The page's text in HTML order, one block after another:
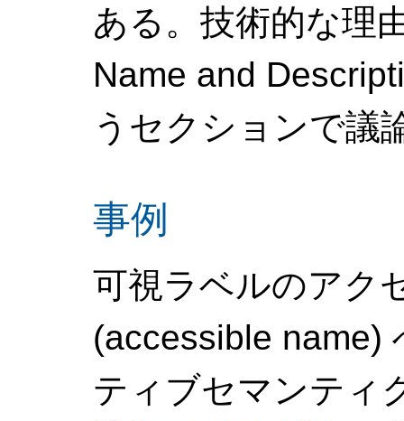
ある。技術的な理
Name and
うセクションで議
事例
可視ラベルのアク
(accessible name)
ティブセマンティ